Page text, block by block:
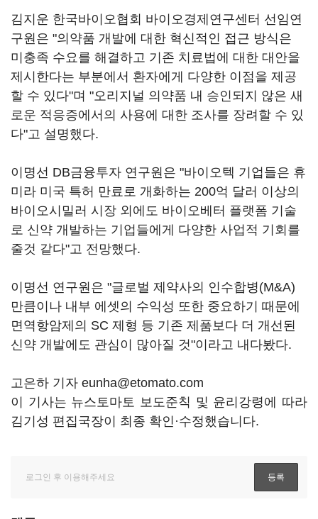
김지운 한국바이오협회 바이오경제연구센터 선임연
구원은 "의약품 개발에 대한 혁신적인 접근 방식은
미충족 수요를 해결하고 기존 치료법에 대한 대안을
제시한다는 부분에서 환자에게 다양한 이점을 제공
할 수 있다"며 "오리지널 의약품 내 승인되지 않은 새
로운 적응증에서의 사용에 대한 조사를 장려할 수 있
다"고 설명했다.
이명선 DB금융투자 연구원은 "바이오텍 기업들은 휴
미라 미국 특허 만료로 개화하는 200억 달러 이상의
바이오시밀러 시장 외에도 바이오베터 플랫폼 기술
로 신약 개발하는 기업들에게 다양한 사업적 기회를
줄것 같다"고 전망했다.
이명선 연구원은 "글로벌 제약사의 인수합병(M&A)
만큼이나 내부 에셋의 수익성 또한 중요하기 때문에
면역항암제의 SC 제형 등 기존 제품보다 더 개선된
신약 개발에도 관심이 많아질 것"이라고 내다봤다.
고은하 기자 eunha@etomato.com
이 기사는 뉴스토마토 보도준칙 및 윤리강령에 따라
김기성 편집국장이 최종 확인·수정했습니다.